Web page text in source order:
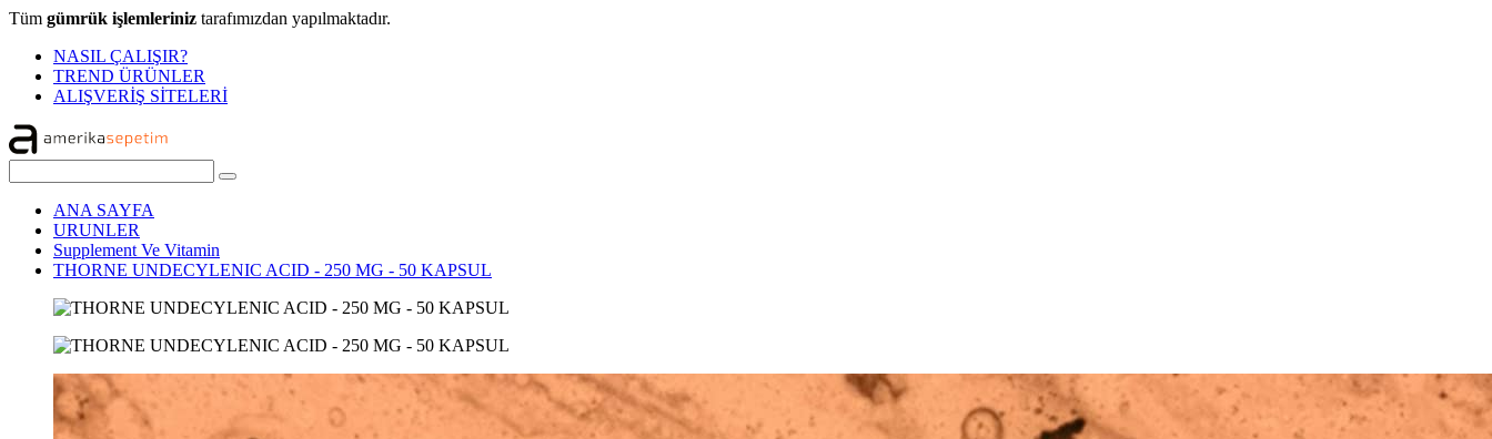
Tüm gümrük işlemleriniz tarafımızdan yapılmaktadır.
NASIL ÇALIŞIR?
TREND ÜRÜNLER
ALIŞVERİŞ SİTELERİ
ANA SAYFA
URUNLER
Supplement Ve Vitamin
THORNE UNDECYLENIC ACID - 250 MG - 50 KAPSUL